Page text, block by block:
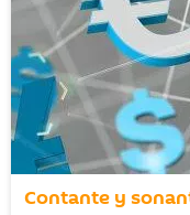
Contante y